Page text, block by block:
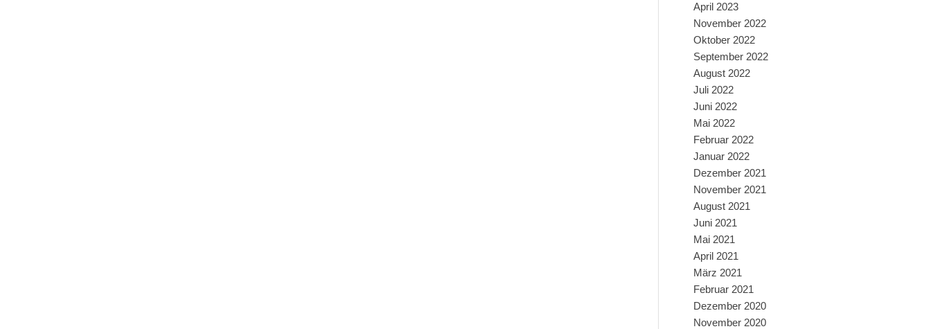
April 2023
November 2022
Oktober 2022
September 2022
August 2022
Juli 2022
Juni 2022
Mai 2022
Februar 2022
Januar 2022
Dezember 2021
November 2021
August 2021
Juni 2021
Mai 2021
April 2021
März 2021
Februar 2021
Dezember 2020
November 2020